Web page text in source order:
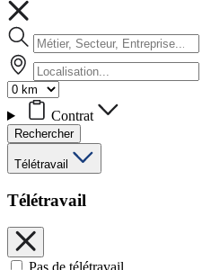
Contrat
Rechercher
Télétravail
Télétravail